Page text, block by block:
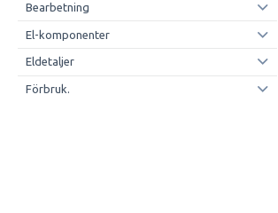
Bearbetning
El-komponenter
Eldetaljer
Förbruk.